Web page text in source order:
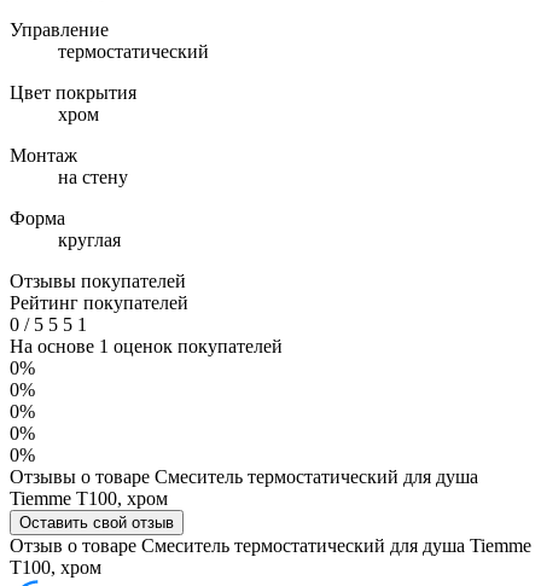
Управление
термостатический
Цвет покрытия
хром
Монтаж
на стену
Форма
круглая
Отзывы покупателей
Рейтинг покупателей
0 /5 5 5 1
На основе 1 оценок покупателей
0%
0%
0%
0%
0%
Отзывы о товаре Смеситель термостатический для душа
Tiemme T100, хром
Оставить свой отзыв
Отзыв о товаре Смеситель термостатический для душа Tiemme
T100, хром